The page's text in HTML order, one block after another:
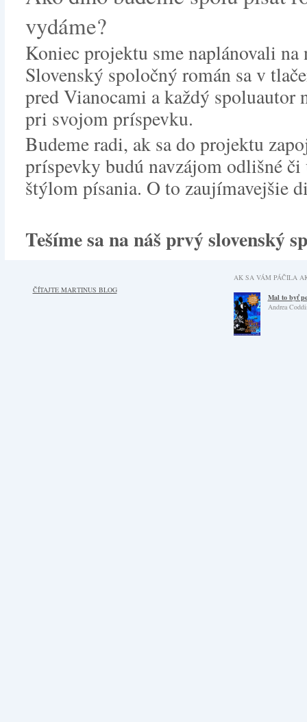
vydáme?
Koniec projektu sme naplánovali na
Slovenský spoločný román sa v
pred Vianocami a každý spoluautor
pri svojom príspevku.
Budeme radi, ak sa do projektu
príspevky budú navzájom odlišné či
štýlom písania. O to zaujímavejšie
Tešíme sa na náš prvý slovenský
AK SA VÁM PÁČILA
Mal to byť
Andrea